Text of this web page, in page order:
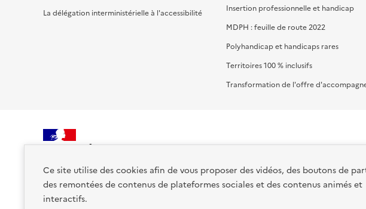
Ce site utilise des cookies afin de vous proposer des vidéos, des boutons de
des remontées de contenus de plateformes sociales et des contenus animés et
interactifs.
La délégation interministérielle à l'accessibilité
Insertion professionnelle et handicap
MDPH : feuille de route 2022
Polyhandicap et handicaps rares
Territoires 100 % inclusifs
Transformation de l'offre
MINISTÈRE
DE LA SANTÉ, DES FAMILLES,
DE L'AUTONOMIE
ET DES PERSONNES HANDICAPÉES